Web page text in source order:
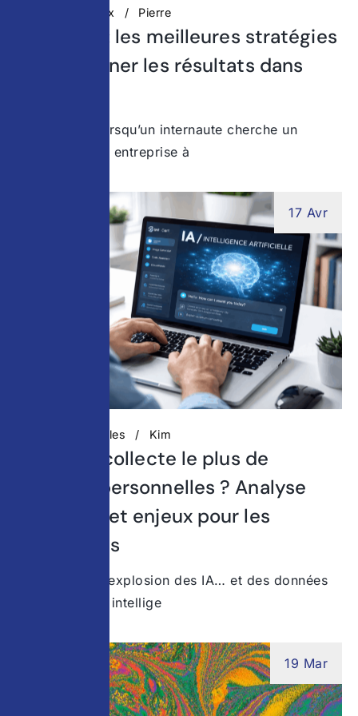
Réseaux Sociaux Pierre
SEO local : les meilleures stratégies
pour dominer les résultats dans
Aujourd’hui, lorsqu’un internaute cherche un
service ou une entreprise à
17 Avr
Actualités digitales Kim
Quelle IA collecte le plus de
données personnelles ? Analyse
complète et enjeux pour les
entreprises
© Surfshark L’explosion des IA… et des données
collectées Les intellige
19 Mar